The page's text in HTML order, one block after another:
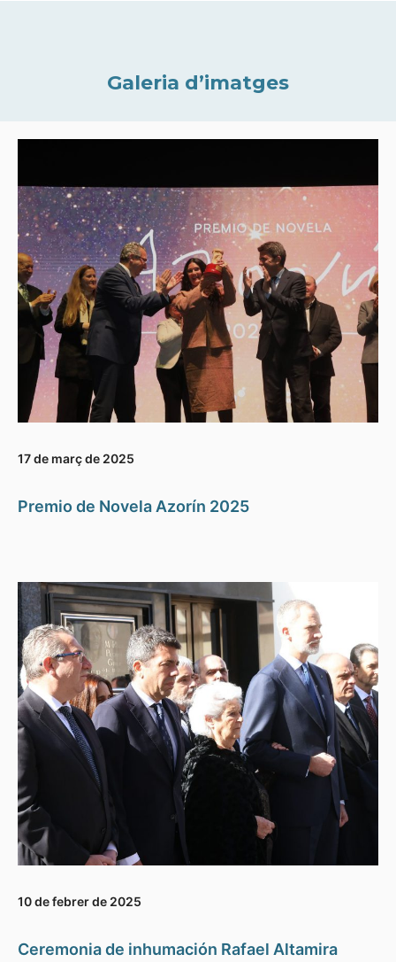
Galeria d’imatges
17 de març de 2025
Premio de Novela Azorín 2025
10 de febrer de 2025
Ceremonia de inhumación Rafael Altamira